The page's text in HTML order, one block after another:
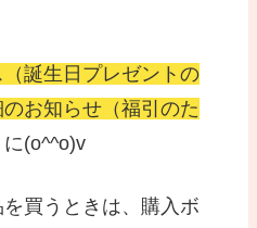
誕生日プレゼントの
お知らせ（福引のた
(o^^o)v
買うときは、購入ボ